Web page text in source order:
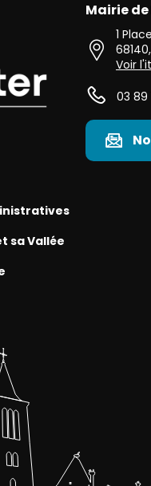
Située au cœur de
Mairie
1
68140,
Voir
03 89
sa Vallée